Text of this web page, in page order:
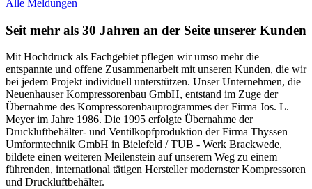
Alle Meldungen
Seit mehr als 30 Jahren an der Seite unserer Kunden
Mit Hochdruck als Fachgebiet pflegen wir umso mehr die
entspannte und offene Zusammenarbeit mit unseren Kunden, die wir
bei jedem Projekt individuell unterstützen. Unser Unternehmen, die
Neuenhauser Kompressorenbau GmbH, entstand im Zuge der
Übernahme des Kompressorenbauprogrammes der Firma Jos. L.
Meyer im Jahre 1986. Die 1995 erfolgte Übernahme der
Druckluftbehälter- und Ventilkopfproduktion der Firma Thyssen
Umformtechnik GmbH in Bielefeld / TUB - Werk Brackwede,
bildete einen weiteren Meilenstein auf unserem Weg zu einem
führenden, international tätigen Hersteller modernster Kompressoren
und Druckluftbehälter.